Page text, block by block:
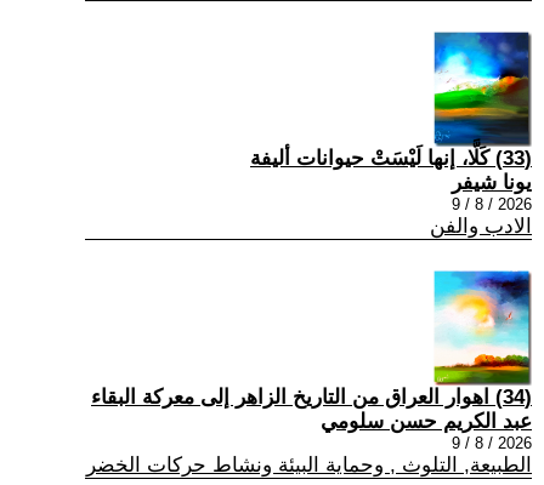
(33) كَلَّا، إنها لَيْسَتْ حيوانات أليفة
يونا شيفر
2026 / 8 / 9
الادب والفن
(34) اهوار العراق من التاريخ الزاهر إلى معركة البقاء
عبد الكريم حسن سلومي
2026 / 8 / 9
الطبيعة, التلوث , وحماية البيئة ونشاط حركات الخضر